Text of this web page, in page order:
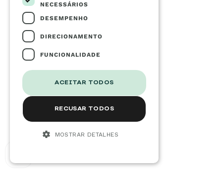
NECESSÁRIOS
DESEMPENHO
DIRECIONAMENTO
FUNCIONALIDADE
ACEITAR TODOS
RECUSAR TODOS
MOSTRAR DETALHES